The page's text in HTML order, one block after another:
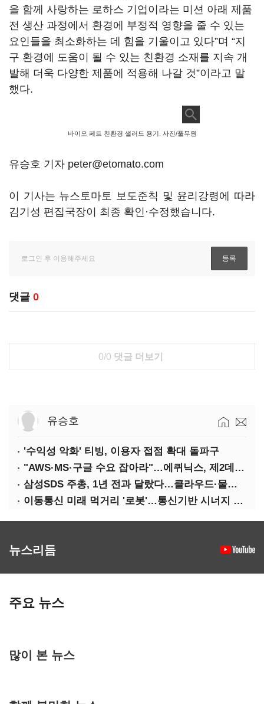
을 함께 사랑하는 로하스 기업이라는 미션 아래 제품
전 생산 과정에서 환경에 부정적 영향을 줄 수 있는
요인들을 최소화하는 데 힘을 기울이고 있다”며 “지
구 환경에 도움이 될 수 있는 친환경 소재를 지속 개
발해 더욱 다양한 제품에 적용해 나갈 것”이라고 말
했다.
바이오 페트 친환경 샐러드 용기. 사진/풀무원
유승호 기자 peter@etomato.com
이 기사는 뉴스토마토 보도준칙 및 윤리강령에 따라
김기성 편집국장이 최종 확인·수정했습니다.
댓글 0
0/0 댓글 더보기
유승호
'수익성 악화' 티빙, 이용자 접점 확대 돌파구
"AWS·MS·구글 수요 잡아라"…에퀴닉스, 제2데이터센터 건립 속도
삼성SDS 주총, 1년 전과 달랐다…클라우드·물류에 '올인'
이동통신 미래 먹거리 '로봇'…통신기반 시너지 기대
뉴스리듬
주요 뉴스
많이 본 뉴스